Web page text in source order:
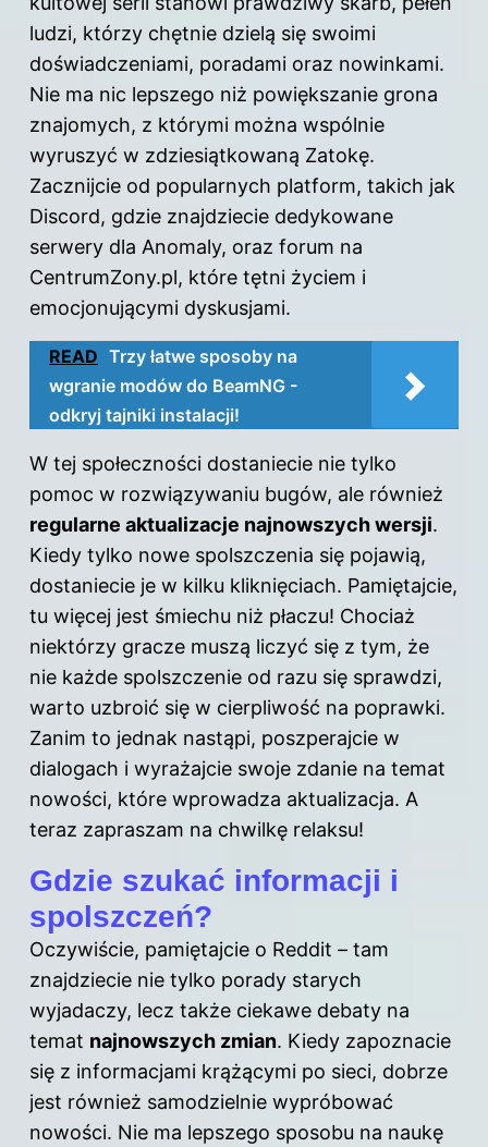
ludzi, którzy chętnie dzielą się swoimi
doświadczeniami, poradami oraz nowinkami.
Nie ma nic lepszego niż powiększanie grona
znajomych, z którymi można wspólnie
wyruszyć w zdziesiątkowaną Zatokę.
Zacznijcie od popularnych platform, takich jak
Discord, gdzie znajdziecie dedykowane
serwery dla Anomaly, oraz forum na
CentrumZony.pl, które tętni życiem i
emocjonującymi dyskusjami.
READ Trzy łatwe sposoby na
wgranie modów do BeamNG -
odkryj tajniki instalacji!
W tej społeczności dostaniecie nie tylko
pomoc w rozwiązywaniu bugów, ale również
regularne aktualizacje najnowszych wersji.
Kiedy tylko nowe spolszczenia się pojawią,
dostaniecie je w kilku kliknięciach. Pamiętajcie,
tu więcej jest śmiechu niż płaczu! Chociaż
niektórzy gracze muszą liczyć się z tym, że
nie każde spolszczenie od razu się sprawdzi,
warto uzbroić się w cierpliwość na poprawki.
Zanim to jednak nastąpi, poszperajcie w
dialogach i wyrażajcie swoje zdanie na temat
nowości, które wprowadza aktualizacja. A
teraz zapraszam na chwilkę relaksu!
Gdzie szukać informacji i
spolszczeń?
Oczywiście, pamiętajcie o Reddit – tam
znajdziecie nie tylko porady starych
wyjadaczy, lecz także ciekawe debaty na
temat najnowszych zmian. Kiedy zapoznacie
się z informacjami krążącymi po sieci, dobrze
jest również samodzielnie wypróbować
nowości. Nie ma lepszego sposobu na naukę